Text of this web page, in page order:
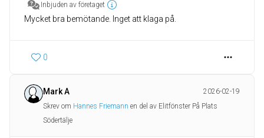
Inbjuden av företaget
Mycket bra bemötande. Inget att klaga på.
0
Mark A
2026-02-19
Skrev om Hannes Friemann en del av Elitfönster På Plats
Södertälje